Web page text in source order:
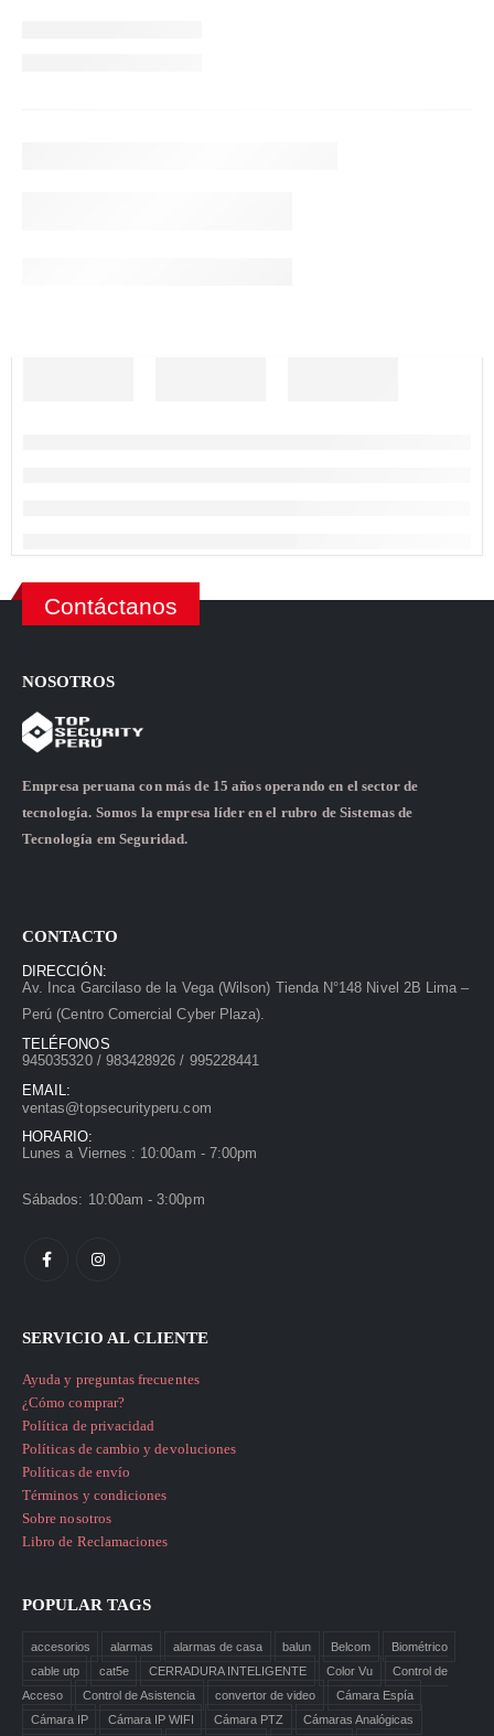
Contáctanos
NOSOTROS
Empresa peruana con más de 15 años operando en el sector de
tecnología. Somos la empresa líder en el rubro de Sistemas de
Tecnología em Seguridad.
CONTACTO
DIRECCIÓN:
Av. Inca Garcilaso de la Vega (Wilson) Tienda N°148 Nivel 2B Lima –
Perú (Centro Comercial Cyber Plaza).
TELÉFONOS
945035320 / 983428926 / 995228441
EMAIL:
ventas@topsecurityperu.com
HORARIO:
Lunes a Viernes : 10:00am - 7:00pm
Sábados: 10:00am - 3:00pm
SERVICIO AL CLIENTE
Ayuda y preguntas frecuentes
¿Cómo comprar?
Política de privacidad
Políticas de cambio y devoluciones
Políticas de envío
Términos y condiciones
Sobre nosotros
Libro de Reclamaciones
POPULAR TAGS
accesorios alarmas alarmas de casa balun Belcom
Biométrico
cable utp
cat5e CERRADURA INTELIGENTE Color Vu
Control de
Acceso
Control de Asistencia convertor de video
Cámara Espía
Cámara IP
Cámara IP WIFI Cámara PTZ Cámaras Analógicas